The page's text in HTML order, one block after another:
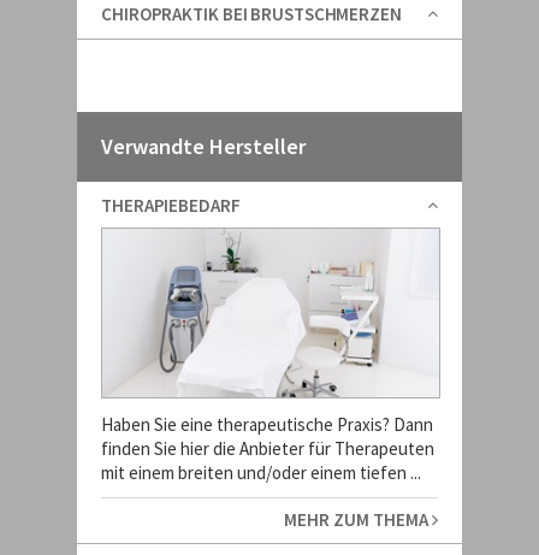
CHIROPRAKTIK BEI BRUSTSCHMERZEN
Verwandte Hersteller
THERAPIEBEDARF
Haben Sie eine therapeutische Praxis? Dann
finden Sie hier die Anbieter für Therapeuten
mit einem breiten und/oder einem tiefen ...
MEHR ZUM THEMA